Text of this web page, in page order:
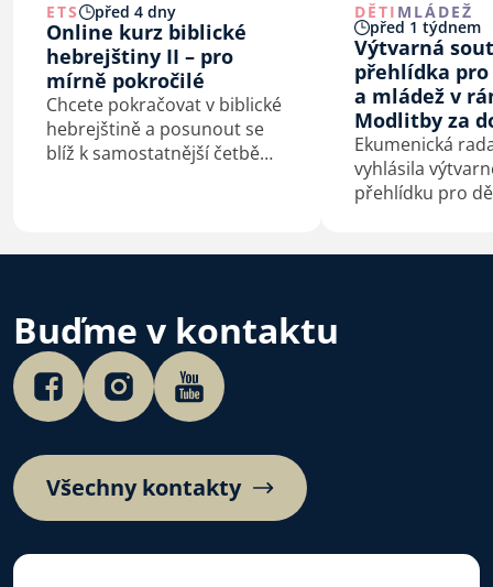
ETS před 4 dny
Online kurz biblické
hebrejštiny II – pro
mírně pokročilé
Chcete pokračovat v biblické
hebrejštině a posunout se
blíž k samostatnější četbě
pokročilé.
DĚTI MLÁDEŽ
před 1 týdnem
Výtvarná
přehlídka
a mládež v
Modlitby za
Ekumenická
vyhlásila
přehlídku pro
Buďme v kontaktu
Všechny kontakty